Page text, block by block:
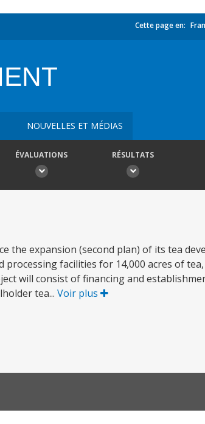
Cette page en:
NOUVELLES ET MÉDIAS
ÉVALUATIONS RÉSULTATS
the expansion (second plan) of its tea
facilities for 14,000 acres of
will consist of financing and
tea... Voir plus